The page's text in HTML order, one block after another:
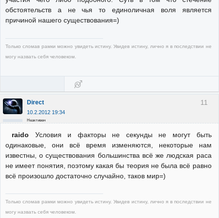
обстоятельств а не чья то единоличная воля является
причиной нашего существования=)
Только сломав рамки можно увидеть истину. Увидев истину, лично я в последствии не
могу назвать себя человеком.
11
Direct
10.2.2012 19:34
Неактивен
raido Условия и факторы не секунды не могут быть
одинаковые, они всё время изменяются, некоторые нам
известны, о существования большинства всё же людская раса
не имеет понятия, поэтому какая бы теория не была всё равно
всё произошло достаточно случайно, таков мир=)
Только сломав рамки можно увидеть истину. Увидев истину, лично я в последствии не
могу назвать себя человеком.